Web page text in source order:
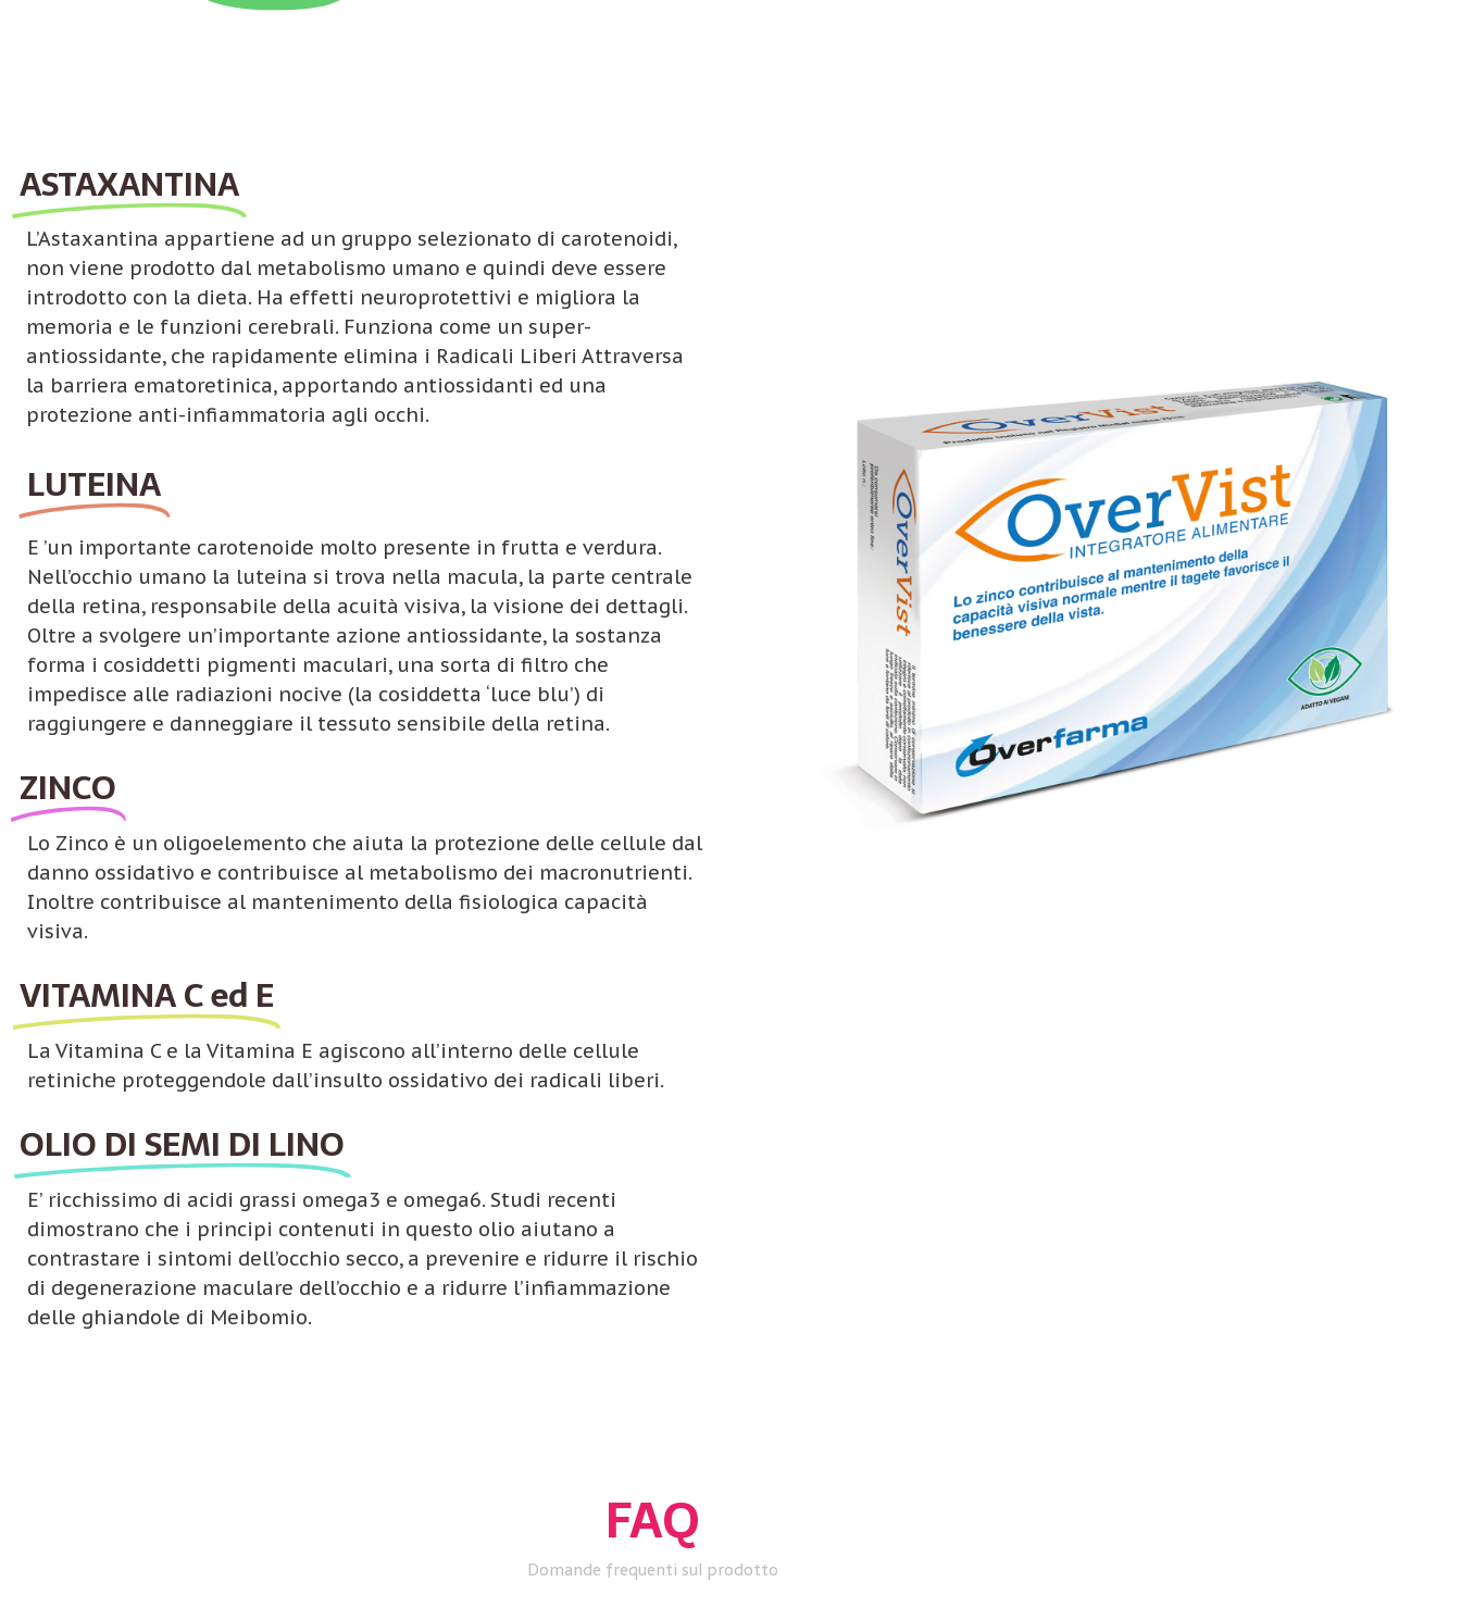
ASTAXANTINA
L’Astaxantina appartiene ad un gruppo selezionato di carotenoidi,
non viene prodotto dal metabolismo umano e quindi deve essere
introdotto con la dieta. Ha effetti neuroprotettivi e migliora la
memoria e le funzioni cerebrali. Funziona come un super-
antiossidante, che rapidamente elimina i Radicali Liberi Attraversa
la barriera ematoretinica, apportando antiossidanti ed una
protezione anti-infiammatoria agli occhi.
LUTEINA
E ’un importante carotenoide molto presente in frutta e verdura.
Nell’occhio umano la luteina si trova nella macula, la parte centrale
della retina, responsabile della acuità visiva, la visione dei dettagli.
Oltre a svolgere un’importante azione antiossidante, la sostanza
forma i cosiddetti pigmenti maculari, una sorta di filtro che
impedisce alle radiazioni nocive (la cosiddetta ‘luce blu’) di
raggiungere e danneggiare il tessuto sensibile della retina.
ZINCO
Lo Zinco è un oligoelemento che aiuta la protezione delle cellule dal
danno ossidativo e contribuisce al metabolismo dei macronutrienti.
Inoltre contribuisce al mantenimento della fisiologica capacità
visiva.
VITAMINA C ed E
La Vitamina C e la Vitamina E agiscono all’interno delle cellule
retiniche proteggendole dall’insulto ossidativo dei radicali liberi.
OLIO DI SEMI DI LINO
E’ ricchissimo di acidi grassi omega3 e omega6. Studi recenti
dimostrano che i principi contenuti in questo olio aiutano a
contrastare i sintomi dell’occhio secco, a prevenire e ridurre il rischio
di degenerazione maculare dell’occhio e a ridurre l’infiammazione
delle ghiandole di Meibomio.
FAQ
Domande frequenti sul prodotto